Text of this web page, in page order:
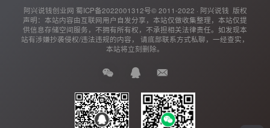
阿兴说钱创业网 蜀ICP备2022001312号© 2011-2022 · 阿兴说钱 版权
声明：本站内容由互联网用户自发分享，本站仅做收集整理，本站仅提
供信息存储空间服务，不拥有所有权，不承担相关法律责任。如发现本
站有涉嫌抄袭侵权/违法违规的内容， 请底部联系方式私聊，一经查实，
本站将立刻删除。